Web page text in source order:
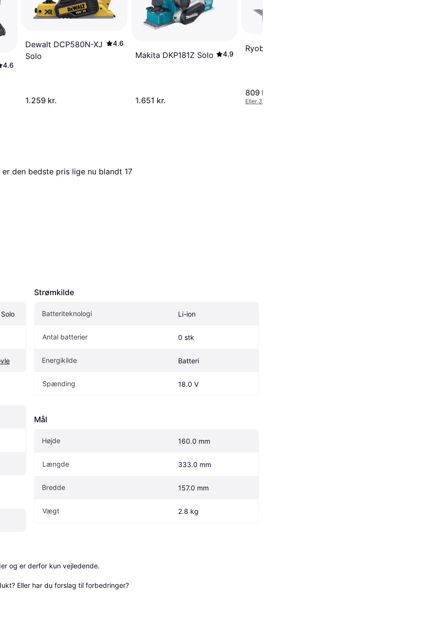
4.6
Dewalt DCP580N-XJ
Solo
4.6
1.259 kr.
Makita DKP181Z Solo 4.9
1.651 kr.
Ryobi R18PL-0 Solo
809 kr.
Eller 3 betalinger af 270 kr.
den bedste pris lige nu blandt 17
Strømkilde
Batteriteknologi Li-ion
Antal batterier 0 stk
Energikilde Batteri
Spænding 18.0 V
Mål
Højde 160.0 mm
Længde 333.0 mm
Bredde 157.0 mm
Vægt 2.8 kg
og er derfor kun vejledende.
Eller har du forslag til forbedringer?